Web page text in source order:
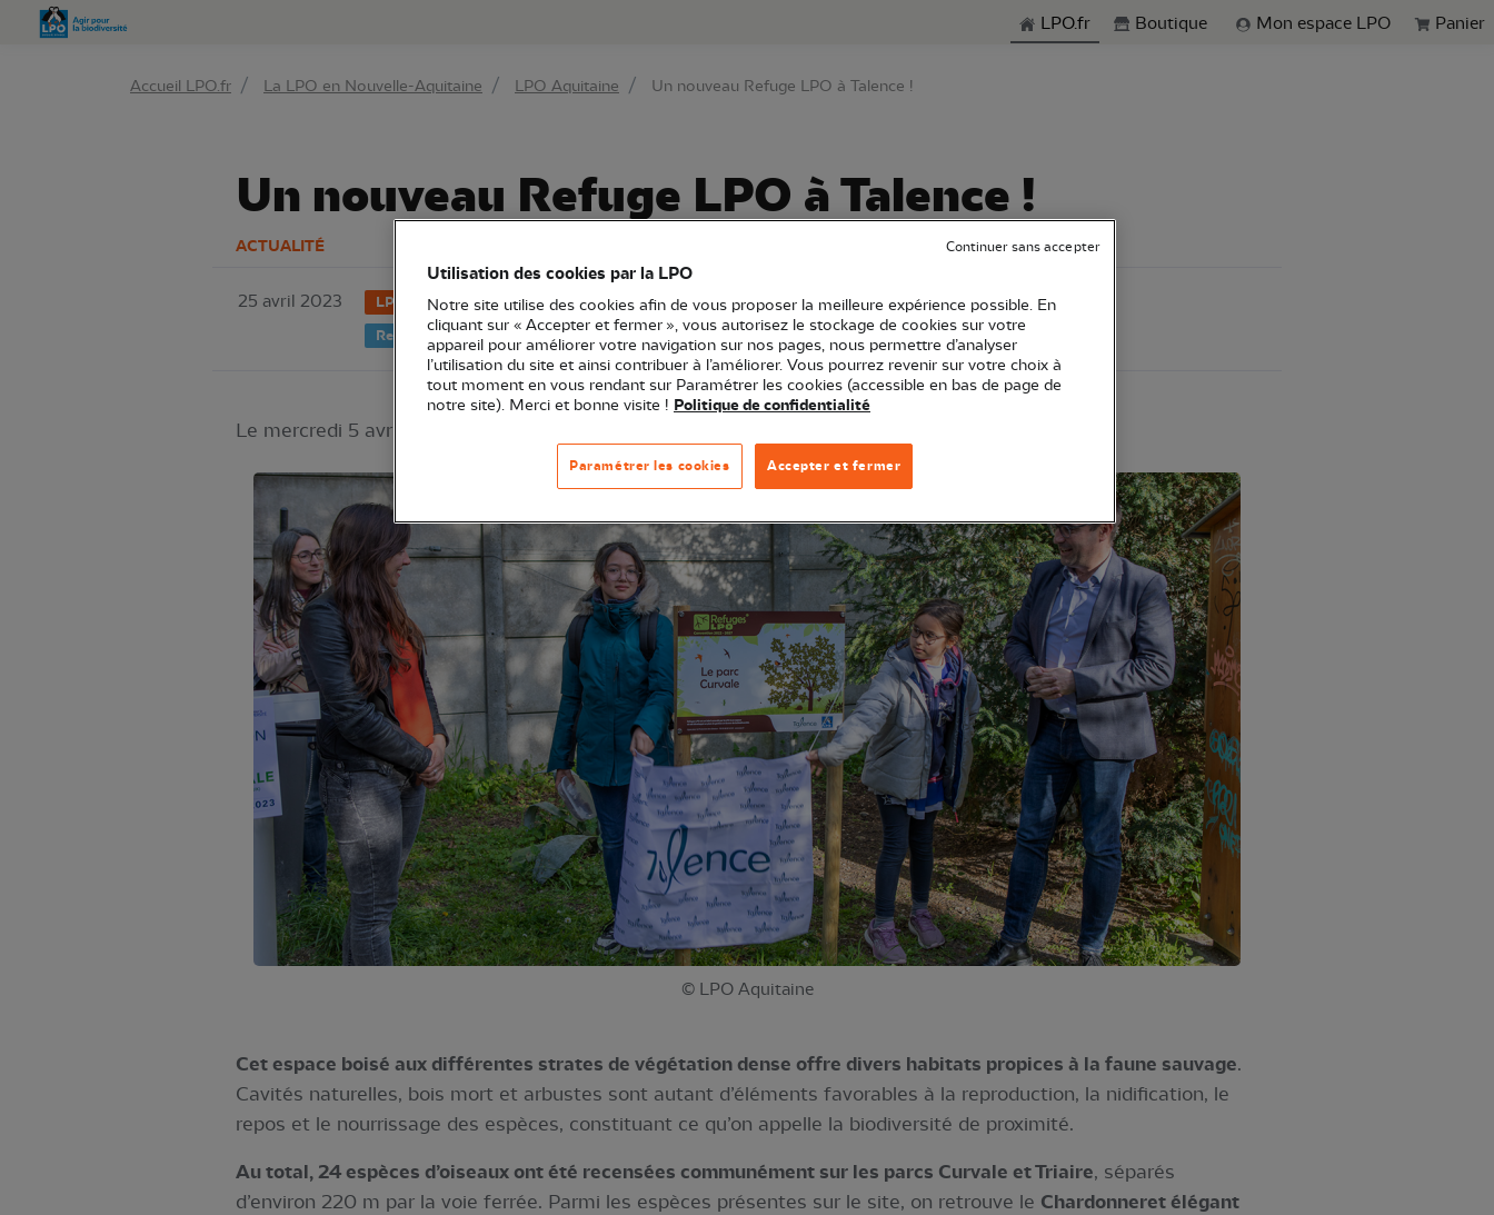
Aller à la rechercheLPO.fr Boutique Mon espace LPO Panier
Accueil LPO.fr La LPO en Nouvelle-Aquitaine LPO Aquitaine Un nouveau Refuge LPO à Talence !
Un nouveau Refuge LPO à Talence !
ACTUALITÉ
25 avril 2023 LPO Aquitaine
Article
Refuges LPO
Le mercredi 5 avril, la Ville de Talence a inauguré un nouveau Refuge LPO : le parc André Curvale.
© LPO Aquitaine
Cet espace boisé aux différentes strates de végétation dense offre divers habitats propices à la faune sauvage.
Cavités naturelles, bois mort et arbustes sont autant d’éléments favorables à la reproduction, la nidification, le
repos et le nourrissage des espèces, constituant ce qu’on appelle la biodiversité de proximité.
Au total, 24 espèces d’oiseaux ont été recensées communément sur les parcs Curvale et Triaire, séparés
d’environ 220 m par la voie ferrée. Parmi les espèces présentes sur le site, on retrouve le Chardonneret élégant
Utilisation des cookies par la LPO
Notre site utilise des cookies afin de vous proposer la meilleure expérience possible. En
cliquant sur « Accepter et fermer », vous autorisez le stockage de cookies sur votre
appareil pour améliorer votre navigation sur nos pages, nous permettre d’analyser
l’utilisation du site et ainsi contribuer à l’améliorer. Vous pourrez revenir sur votre choix à
tout moment en vous rendant sur Paramétrer les cookies (accessible en bas de page de
notre site). Merci et bonne visite ! Politique de confidentialité
Accepter et fermer
Paramétrer les cookies
Continuer sans accepter